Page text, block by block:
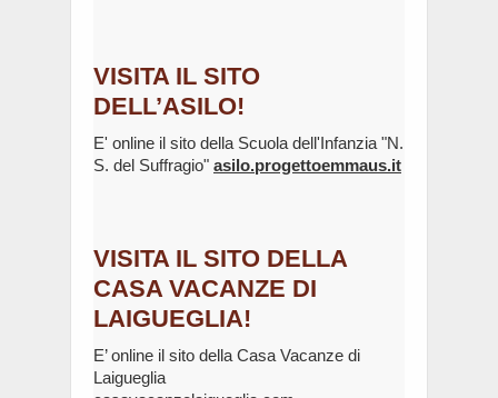
VISITA IL SITO
DELL’ASILO!
E' online il sito della Scuola dell'Infanzia "N.
S. del Suffragio" asilo.progettoemmaus.it
VISITA IL SITO DELLA
CASA VACANZE DI
LAIGUEGLIA!
E’ online il sito della Casa Vacanze di
Laigueglia